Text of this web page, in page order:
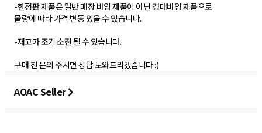
-한정판 제품은 일반 매장 바잉 제품이 아닌 경매바잉 제품으로
물량에 따라 가격 변동 있을 수 있습니다.
-재고가 조기 소진 될 수 있습니다.
구매 전 문의 주시면 상담 도와드리겠습니다 :)
AOAC Seller